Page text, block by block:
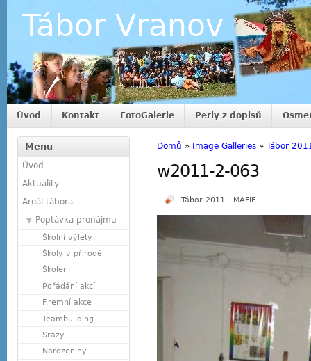
Tábor Vranov
Úvod Kontakt FotoGalerie Perly z dopisů
Menu
Úvod
Aktuality
Areál tábora
Poptávka pronájmu
Školní výlety
Školy v přírodě
Školení
Pořádání akcí
Firemní akce
Teambuilding
Srazy
Narozeniny
Domů » Image Galleries » Tábor
w2011-2-063
Tábor 2011 - MAFIE